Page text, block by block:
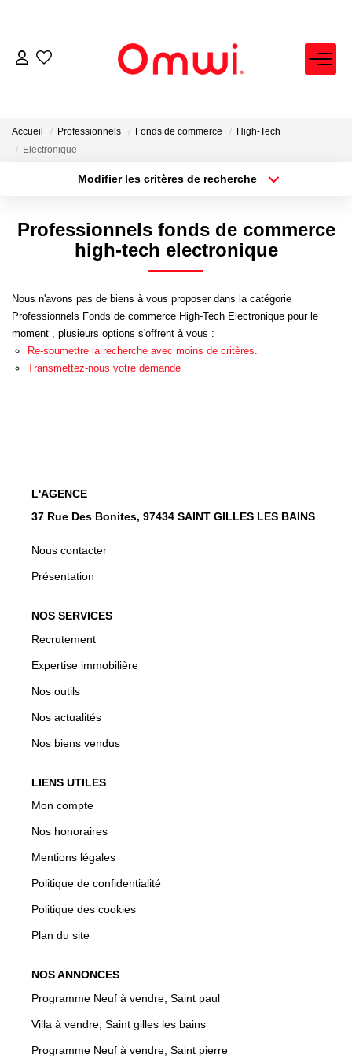
EXPERTISE IMMOBILIÈRE
ACHETER
LOUER
VENDRE
FAIRE GÉRER
NEUF
CONTACT
Accueil Professionnels Fonds de commerce
High-Tech
Electronique
Modifier les critères de recherche
Surface min Budget max
Professionnels fonds de commerce
high-tech electronique
Nous n'avons pas de biens à vous proposer dans la catégorie
Professionnels Fonds de commerce High-Tech Electronique pour le
moment , plusieurs options s'offrent à vous :
Re-soumettre la recherche avec moins de critères.
Transmettez-nous votre demande
L'AGENCE
37 Rue Des Bonites, 97434 SAINT GILLES LES BAINS
Nous contacter
Présentation
NOS SERVICES
Recrutement
Expertise immobilière
Nos outils
Nos actualités
Nos biens vendus
LIENS UTILES
Mon compte
Nos honoraires
Mentions légales
Politique de confidentialité
Politique des cookies
Plan du site
NOS ANNONCES
Programme Neuf à vendre, Saint paul
Villa à vendre, Saint gilles les bains
Programme Neuf à vendre, Saint pierre